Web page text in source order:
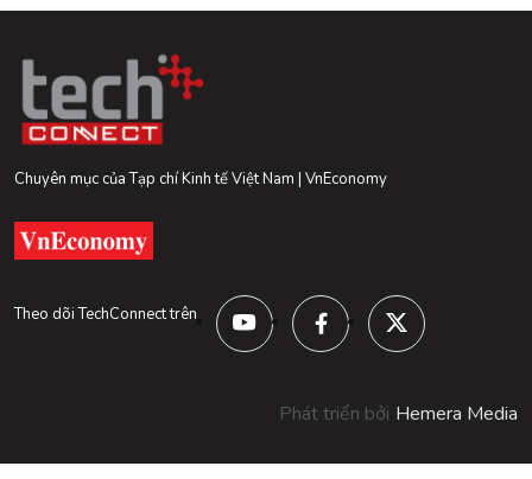
Chuyên mục của Tạp chí Kinh tế Việt Nam | VnEconomy
Theo dõi TechConnect trên
Phát triển bởi Hemera Media